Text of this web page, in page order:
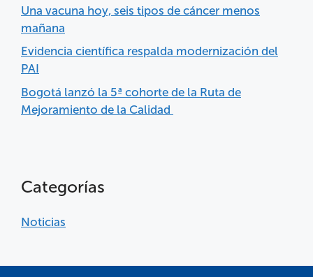
Una vacuna hoy, seis tipos de cáncer menos
mañana
Evidencia científica respalda modernización del
PAI
Bogotá lanzó la 5ª cohorte de la Ruta de
Mejoramiento de la Calidad
Categorías
Noticias